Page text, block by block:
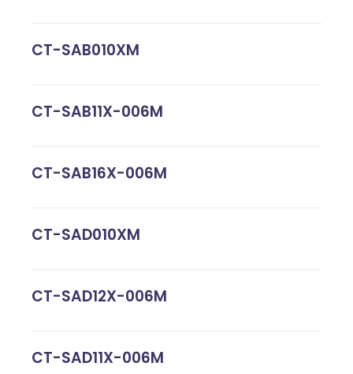
CT-SAB010XM
CT-SAB11X-006M
CT-SAB16X-006M
CT-SAD010XM
CT-SAD12X-006M
CT-SAD11X-006M